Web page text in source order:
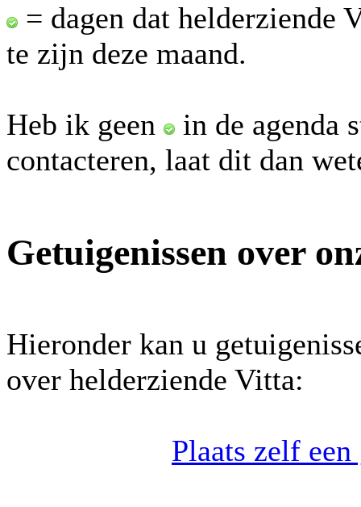
= dagen dat helderziende
te zijn deze maand.
Heb ik geen
in de agenda
contacteren, laat dit dan
Getuigenissen over
Hieronder kan u
over helderziende Vitta:
Plaats zelf